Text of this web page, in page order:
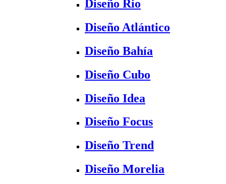
Diseño Rio
Diseño Atlántico
Diseño Bahía
Diseño Cubo
Diseño Idea
Diseño Focus
Diseño Trend
Diseño Morelia